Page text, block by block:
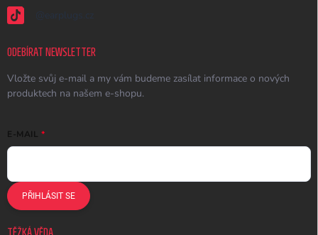
@earplugs.cz
ODEBÍRAT NEWSLETTER
Vložte svůj e-mail a my vám budeme zasílat informace o nových
produktech na našem e-shopu.
E-MAIL
PŘIHLÁSIT SE
TĚŽKÁ VĚDA